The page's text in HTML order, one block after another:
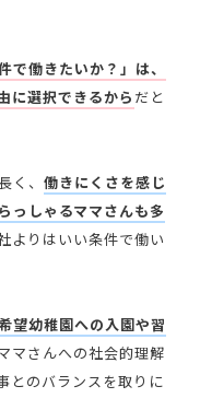
で働きたいか？」は、
に選択できるから だと
く、働きにくさを感じ
っしゃるママさんも多
よりはいい条件で働い
望幼稚園への入園や習
マさんへの社会的理解
とのバランスを取りに